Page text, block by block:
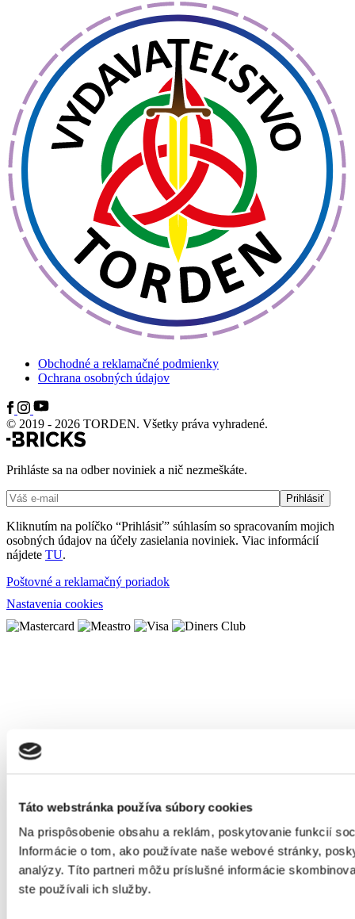
Táto webstránka používa súbory cookies
Na prispôsobenie obsahu a reklám, poskytovanie funkcií
Informácie o tom, ako používate naše webové stránky,
analýzy. Títo partneri môžu príslušné informácie
ste používali ich služby.
Obchodné a reklamačné podmienky
Ochrana osobných údajov
© 2019 - 2026 TORDEN. Všetky práva vyhradené.
Prihláste sa na odber noviniek a nič nezmeškáte.
Kliknutím na políčko “Prihlásiť” súhlasím so spracovaním mojich
osobných údajov na účely zasielania noviniek. Viac informácií
nájdete TU.
Poštovné a reklamačný poriadok
Nastavenia cookies